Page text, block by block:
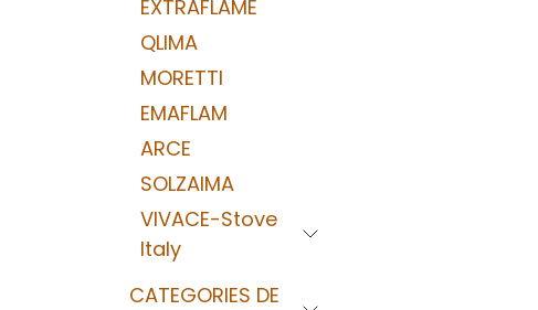
EXTRAFLAME
QLIMA
MORETTI
EMAFLAM
ARCE
SOLZAIMA
VIVACE-Stove
Italy
CATEGORIES DE